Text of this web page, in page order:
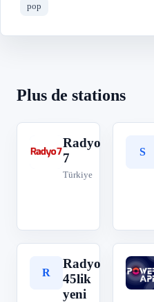
pop
Plus de stations
R
Radyo
7
Türkiye
S
R
Radyo
45lik
yeni
P